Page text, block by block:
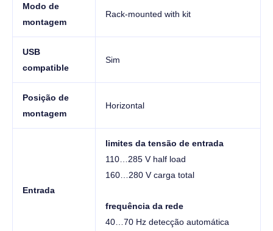
Modo de
montagem
Rack-mounted with kit
USB
compatible
Sim
Posição de
montagem
Horizontal
Entrada
limites da tensão de entrada
110…285 V half load
160…280 V carga total
frequência da rede
40…70 Hz detecção automática